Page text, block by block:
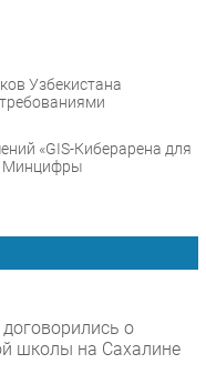
Узбекистана
«GIS-Киберарена для
Минцифры
о
школы на Сахалине